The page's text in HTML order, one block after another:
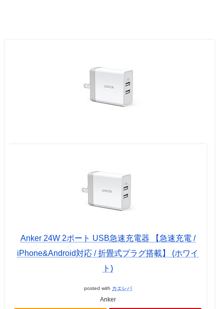
Anker 24W 2ポート USB急速充電器 【急速充電 /
iPhone&Android対応 / 折畳式プラグ搭載】 (ホワイ
ト)
posted with カエレバ
Anker